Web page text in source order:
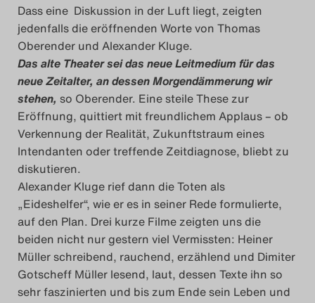
2025
Das Theatertreffen-Blog
Archiv
Impressum
Nutzungsbedingungen
Search
Dass eine Diskussion in der Luft liegt, zeigten
jedenfalls die eröffnenden Worte von Thomas
Oberender und Alexander Kluge.
Das alte Theater sei das neue Leitmedium für das
neue Zeitalter, an dessen Morgendämmerung wir
stehen, so Oberender. Eine steile These zur
Eröffnung, quittiert mit freundlichem Applaus – ob
Verkennung der Realität, Zukunftstraum eines
Intendanten oder treffende Zeitdiagnose, bliebt zu
diskutieren.
Alexander Kluge rief dann die Toten als
„Eideshelfer“, wie er es in seiner Rede formulierte,
auf den Plan. Drei kurze Filme zeigten uns die
beiden nicht nur gestern viel Vermissten: Heiner
Müller schreibend, rauchend, erzählend und Dimiter
Gotscheff Müller lesend, laut, dessen Texte ihn so
sehr faszinierten und bis zum Ende sein Leben und